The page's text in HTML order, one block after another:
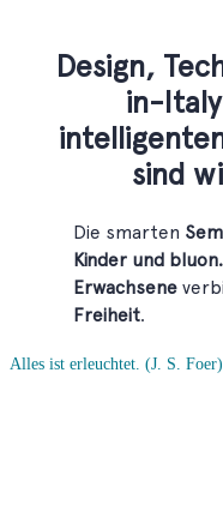
Alles ist erleuchtet. (J. S. Foer)